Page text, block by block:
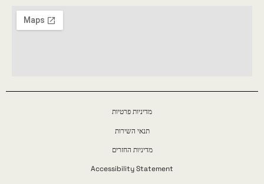
מדיניות פרטיות
תנאי השירות
מדיניות החזרים
Accessibility Statement